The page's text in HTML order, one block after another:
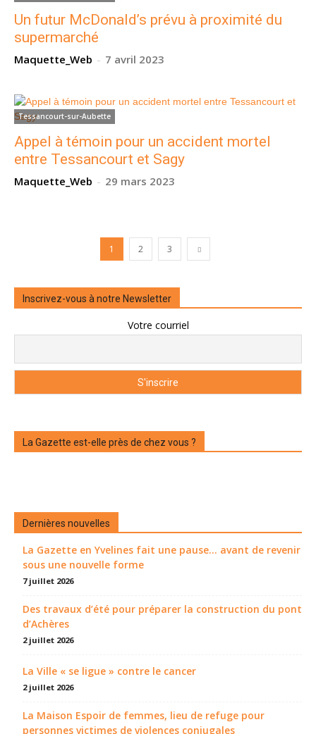
Un futur McDonald’s prévu à proximité du
supermarché
Maquette_Web - 7 avril 2023
Tessancourt-sur-Aubette
Appel à témoin pour un accident mortel
entre Tessancourt et Sagy
Maquette_Web - 29 mars 2023
1 2 3
Inscrivez-vous à notre Newsletter
Votre courriel
La Gazette est-elle près de chez vous ?
Dernières nouvelles
La Gazette en Yvelines fait une pause... avant de revenir
sous une nouvelle forme
7 juillet 2026
Des travaux d’été pour préparer la construction du pont
d’Achères
2 juillet 2026
La Ville « se ligue » contre le cancer
2 juillet 2026
La Maison Espoir de femmes, lieu de refuge pour
personnes victimes de violences conjugales